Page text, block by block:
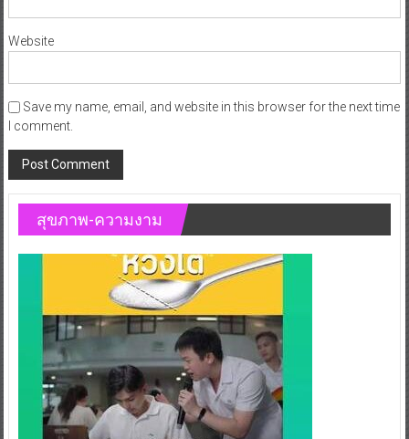
Website
Save my name, email, and website in this browser for the next time
I comment.
สุขภาพ-ความงาม